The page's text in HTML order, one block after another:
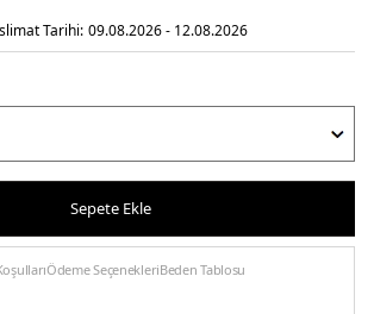
Tarihi: 09.08.2026 - 12.08.2026
Sepete Ekle
Ödeme SeçenekleriBeden Tablosu